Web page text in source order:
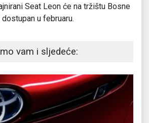
Seat Leon će na tržištu Bosne
u februaru.
vam i sljedeće: